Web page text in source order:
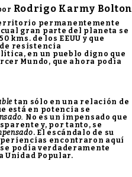
Rodrigo Karmy Bolton
permanentemente
gran parte del planeta se
kms. de los EEUU y que
resistencia
en un pueblo digno que
Mundo, que ahora podía
tan sólo en una relación de
está en potencia se
No es un impensado que
y, por tanto, se
. El escándalo de su
encontraron aquí
podía verdaderamente
Unidad Popular.